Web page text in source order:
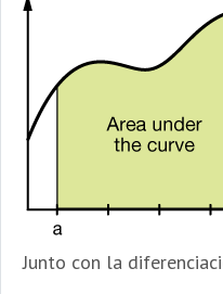
Junto con la